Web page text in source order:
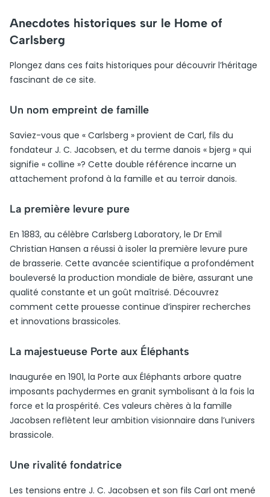
Anecdotes historiques sur le Home of
Carlsberg
Plongez dans ces faits historiques pour découvrir l’héritage
fascinant de ce site.
Un nom empreint de famille
Saviez-vous que « Carlsberg » provient de Carl, fils du
fondateur J. C. Jacobsen, et du terme danois « bjerg » qui
signifie « colline »? Cette double référence incarne un
attachement profond à la famille et au terroir danois.
La première levure pure
En 1883, au célèbre Carlsberg Laboratory, le Dr Emil
Christian Hansen a réussi à isoler la première levure pure
de brasserie. Cette avancée scientifique a profondément
bouleversé la production mondiale de bière, assurant une
qualité constante et un goût maîtrisé. Découvrez
comment cette prouesse continue d’inspirer recherches
et innovations brassicoles.
La majestueuse Porte aux Éléphants
Inaugurée en 1901, la Porte aux Éléphants arbore quatre
imposants pachydermes en granit symbolisant à la fois la
force et la prospérité. Ces valeurs chères à la famille
Jacobsen reflètent leur ambition visionnaire dans l’univers
brassicole.
Une rivalité fondatrice
Les tensions entre J. C. Jacobsen et son fils Carl ont mené